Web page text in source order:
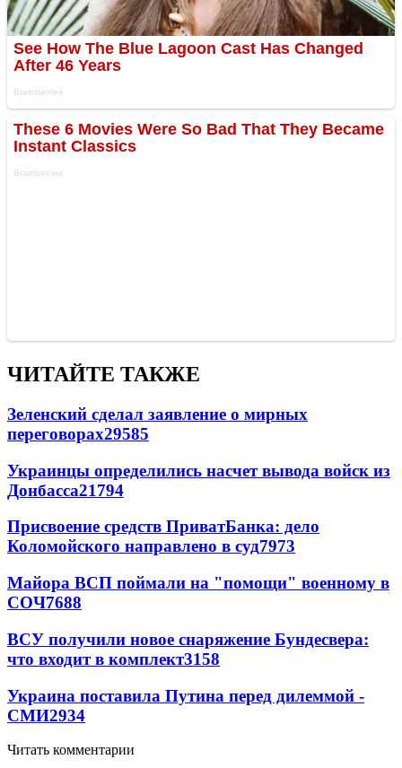
ЧИТАЙТЕ ТАКЖЕ
Зеленский сделал заявление о мирных
переговорах29585
Украинцы определились насчет вывода войск из
Донбасса21794
Присвоение средств ПриватБанка: дело
Коломойского направлено в суд7973
Майора ВСП поймали на "помощи" военному в
СОЧ7688
ВСУ получили новое снаряжение Бундесвера:
что входит в комплект3158
Украина поставила Путина перед дилеммой -
СМИ2934
Читать комментарии